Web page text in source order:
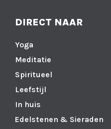
DIRECT NAAR
Yoga
Meditatie
Spiritueel
Leefstijl
In huis
Edelstenen & Sieraden